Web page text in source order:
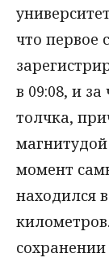
что первое
в 09:08, и
толчка,
момент
находился